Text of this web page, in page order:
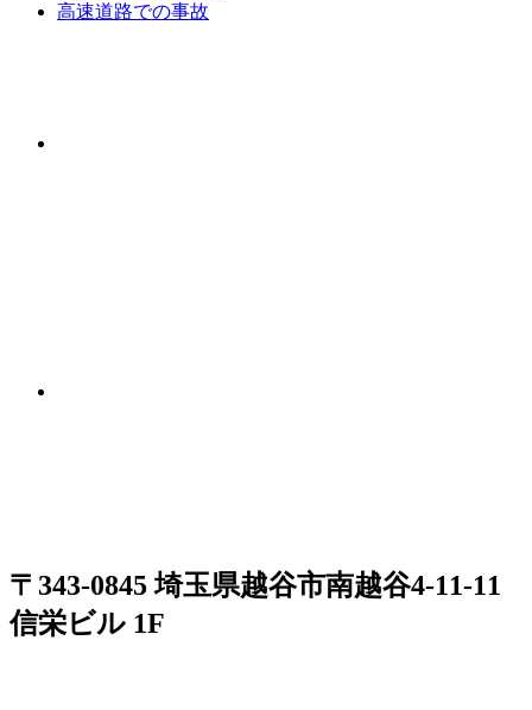
高速道路での事故
〒343-0845 埼玉県越谷市南越谷4-11-11
信栄ビル 1F